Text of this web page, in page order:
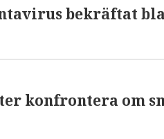
bekräftat
konfrontera om